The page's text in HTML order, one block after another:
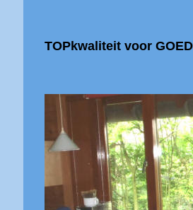
TOPkwaliteit voor